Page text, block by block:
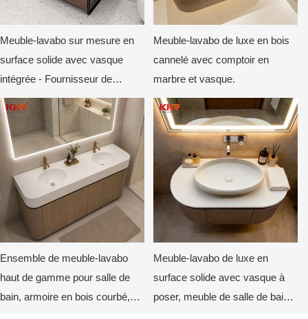
Meuble-lavabo sur mesure en
surface solide avec vasque
intégrée - Fournisseur de
meubles-lavabos pour hôtels de
luxe
Meuble-lavabo de luxe en bois
cannelé avec comptoir en
marbre et vasque.
Ensemble de meuble-lavabo
haut de gamme pour salle de
bain, armoire en bois courbé,
Meuble-lavabo de luxe en
surface solide avec vasque à
poser, meuble de salle de bain